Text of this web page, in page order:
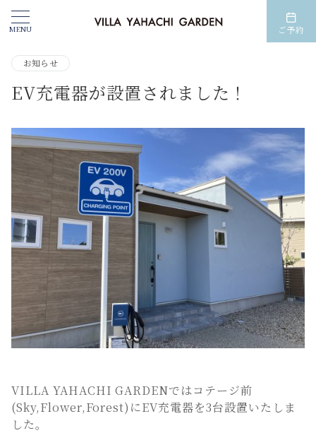
MENU ご予約
お知らせ
EV充電器が設置されました！
VILLA YAHACHI GARDENではコテージ前
(Sky,Flower,Forest)にEV充電器を3台設置いたしま
した。